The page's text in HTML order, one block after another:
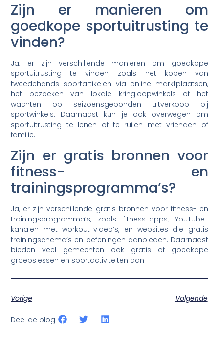
Zijn er manieren om
goedkope sportuitrusting te
vinden?
Ja, er zijn verschillende manieren om goedkope
sportuitrusting te vinden, zoals het kopen van
tweedehands sportartikelen via online marktplaatsen,
het bezoeken van lokale kringloopwinkels of het
wachten op seizoensgebonden uitverkoop bij
sportwinkels. Daarnaast kun je ook overwegen om
sportuitrusting te lenen of te ruilen met vrienden of
familie.
Zijn er gratis bronnen voor
fitness- en
trainingsprogramma’s?
Ja, er zijn verschillende gratis bronnen voor fitness- en
trainingsprogramma’s, zoals fitness-apps, YouTube-
kanalen met workout-video’s, en websites die gratis
trainingschema’s en oefeningen aanbieden. Daarnaast
bieden veel gemeenten ook gratis of goedkope
groepslessen en sportactiviteiten aan.
Vorige Volgende
Deel de blog: